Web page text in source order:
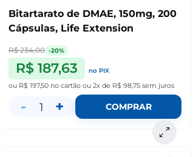
Bitartarato de DMAE, 150mg, 200
Cápsulas, Life Extension
R$ 234,00 -20%
R$ 187,63
no PIX
ou R$ 197,50 no cartão ou 2x de R$ 98,75 sem juros
- 1 + COMPRAR